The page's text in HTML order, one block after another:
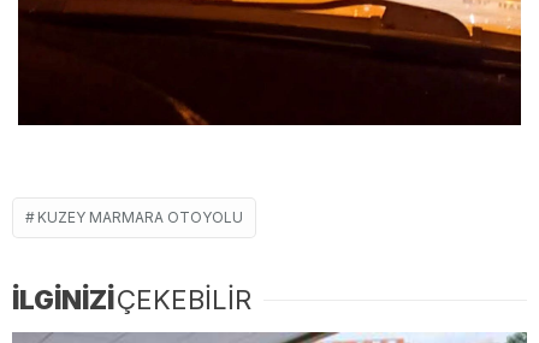
KUZEY MARMARA OTOYOLU
İLGİNİZİÇEKEBİLİR